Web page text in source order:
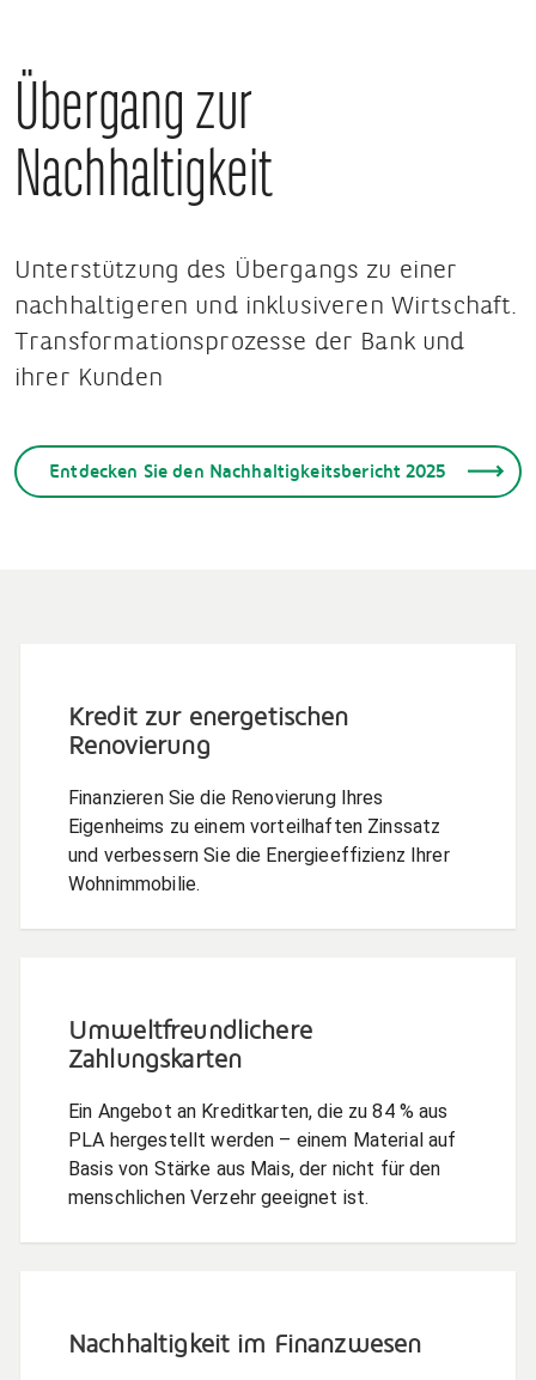
Übergang zur
Nachhaltigkeit
Unterstützung des Übergangs zu einer
nachhaltigeren und inklusiveren Wirtschaft.
Transformationsprozesse der Bank und
ihrer Kunden
Entdecken Sie den Nachhaltigkeitsbericht 2025
Kredit zur energetischen
Renovierung
Finanzieren Sie die Renovierung Ihres
Eigenheims zu einem vorteilhaften Zinssatz
und verbessern Sie die Energieeffizienz Ihrer
Wohnimmobilie.
Umweltfreundlichere
Zahlungskarten
Ein Angebot an Kreditkarten, die zu 84 % aus
PLA hergestellt werden – einem Material auf
Basis von Stärke aus Mais, der nicht für den
menschlichen Verzehr geeignet ist.
Nachhaltigkeit im Finanzwesen